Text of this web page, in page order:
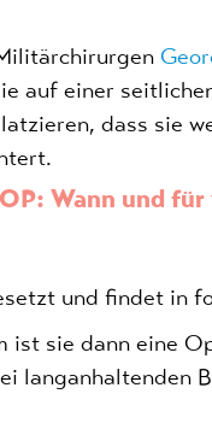
auf einer
dass sie
Wann und
und findet in
ist sie dann eine
langanhaltenden